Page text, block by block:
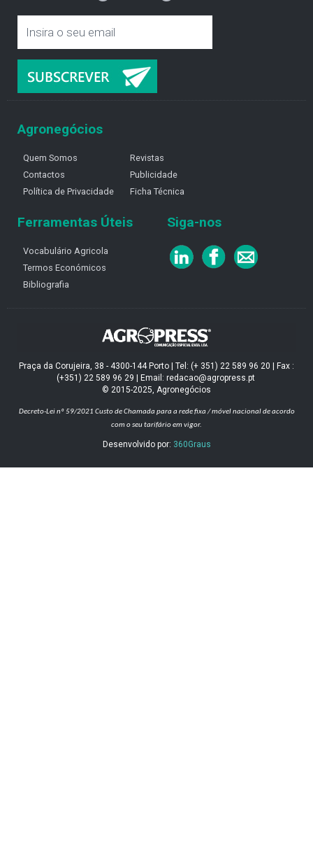
Agronegócios
Quem Somos
Contactos
Política de Privacidade
Revistas
Publicidade
Ficha Técnica
Ferramentas Úteis
Vocabulário Agricola
Termos Económicos
Bibliografia
Siga-nos
Praça da Corujeira, 38 - 4300-144 Porto | Tel: (+ 351) 22 589 96 20 | Fax :
(+351) 22 589 96 29 | Email: redacao@agropress.pt
© 2015-2025, Agronegócios
Decreto-Lei nº 59/2021 Custo de Chamada para a rede fixa / móvel nacional de acordo
com o seu tarifário em vigor.
Desenvolvido por: 360Graus